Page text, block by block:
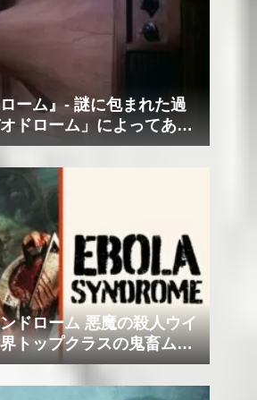
ーム』‐ 謎に包まれた過
ドローム」によってあな
！
ドローム 悪魔の殺人ウイ
トップクラスの鬼畜ムー